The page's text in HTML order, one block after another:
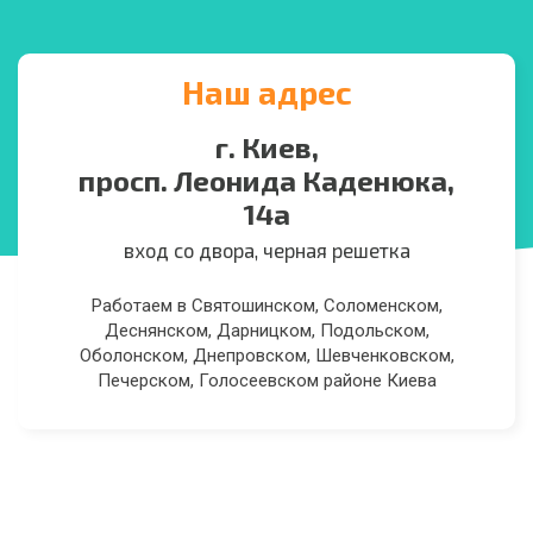
Наш адрес
г. Киев,
просп. Леонида Каденюка,
14а
вход со двора, черная решетка
Работаем в Святошинском, Соломенском,
Деснянском, Дарницком, Подольском,
Оболонском, Днепровском, Шевченковском,
Печерском, Голосеевском районе Киева